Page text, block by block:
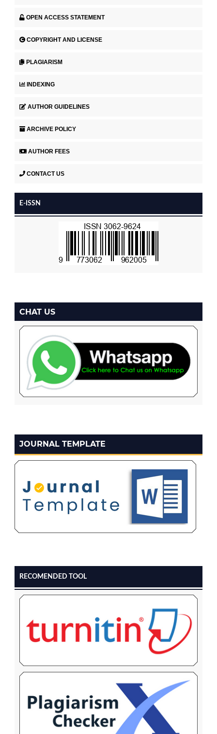
OPEN ACCESS STATEMENT
COPYRIGHT AND LICENSE
PLAGIARISM
INDEXING
AUTHOR GUIDELINES
ARCHIVE POLICY
AUTHOR FEES
CONTACT US
E-ISSN
CHAT US
JOURNAL TEMPLATE
RECOMENDED TOOL